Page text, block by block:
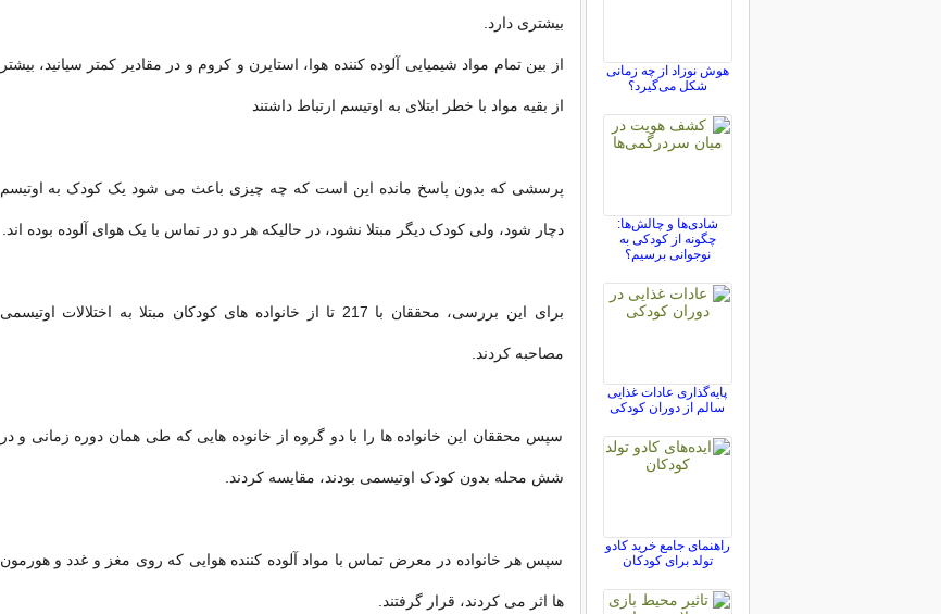
بیشتری دارد.
از بین تمام مواد شیمیایی آلوده کننده هوا، استایرن و کروم و در مقادیر کمتر سیانید، بیشتر
از بقیه مواد با خطر ابتلای به اوتیسم ارتباط داشتند
پرسشی که بدون پاسخ مانده این است که چه چیزی باعث می شود یک کودک به اوتیسم
دچار شود، ولی کودک دیگر مبتلا نشود، در حالیکه هر دو در تماس با یک هوای آلوده بوده اند.
برای این بررسی، محققان با 217 تا از خانواده های کودکان مبتلا به اختلالات اوتیسمی
مصاحبه کردند.
سپس محققان این خانواده ها را با دو گروه از خانوده هایی که طی همان دوره زمانی و در
شش محله بدون کودک اوتیسمی بودند، مقایسه کردند.
سپس هر خانواده در معرض تماس با مواد آلوده کننده هوایی که روی مغز و غدد و هورمون
ها اثر می کردند، قرار گرفتند.
هوش نوزاد از چه زمانی
شکل می‌گیرد؟
شادی‌ها و چالش‌ها:
چگونه از کودکی به
نوجوانی برسیم؟
پایه‌گذاری عادات غذایی
سالم از دوران کودکی
راهنمای جامع خرید کادو
تولد برای کودکان